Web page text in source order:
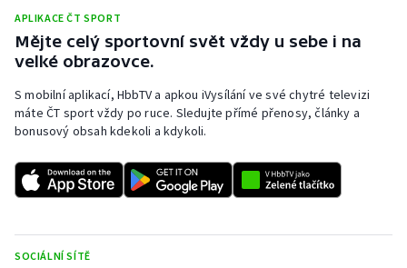
APLIKACE ČT SPORT
Mějte celý sportovní svět vždy u sebe i na
velké obrazovce.
S mobilní aplikací, HbbTV a apkou iVysílání ve své chytré televizi
máte ČT sport vždy po ruce. Sledujte přímé přenosy, články a
bonusový obsah kdekoli a kdykoli.
SOCIÁLNÍ SÍTĚ